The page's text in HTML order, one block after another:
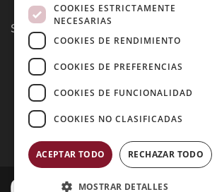
Síguenos:
Opiniones Grupo Esneca |
COOKIES ESTRICTAMENTE
NECESARIAS
COOKIES DE RENDIMIENTO
COOKIES DE PREFERENCIAS
COOKIES DE FUNCIONALIDAD
COOKIES NO CLASIFICADAS
ACEPTAR TODO RECHAZAR TODO
MOSTRAR DETALLES